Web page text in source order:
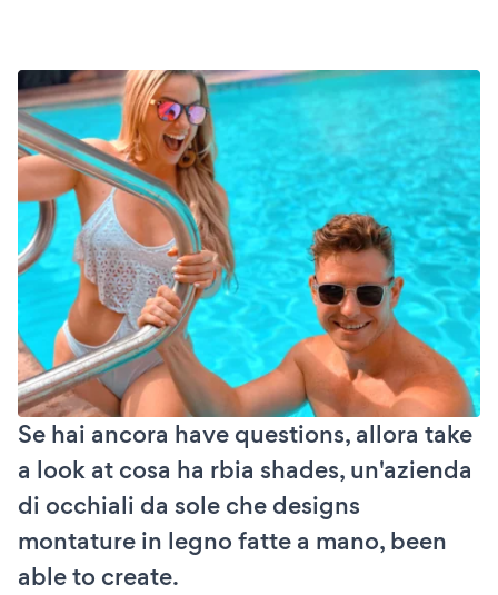
Se hai ancora have questions, allora take
a look at cosa ha rbia shades, un'azienda
di occhiali da sole che designs
montature in legno fatte a mano, been
able to create.